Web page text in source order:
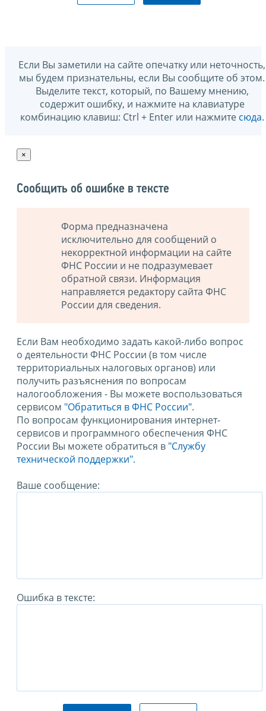
Если Вы заметили на сайте опечатку или неточность,
мы будем признательны, если Вы сообщите об этом.
Выделите текст, который, по Вашему мнению,
содержит ошибку, и нажмите на клавиатуре
комбинацию клавиш: Ctrl + Enter или нажмите сюда.
×
Сообщить об ошибке в тексте
Форма предназначена
исключительно для сообщений о
некорректной информации на сайте
ФНС России и не подразумевает
обратной связи. Информация
направляется редактору сайта ФНС
России для сведения.
Если Вам необходимо задать какой-либо вопрос
о деятельности ФНС России (в том числе
территориальных налоговых органов) или
получить разъяснения по вопросам
налогообложения - Вы можете воспользоваться
сервисом "Обратиться в ФНС России".
По вопросам функционирования интернет-
сервисов и программного обеспечения ФНС
России Вы можете обратиться в "Службу
технической поддержки".
Ваше сообщение:
Ошибка в тексте: